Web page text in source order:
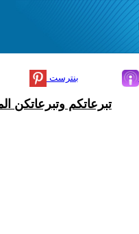
بنترست
تبرعاتكم وتبرعاتكن